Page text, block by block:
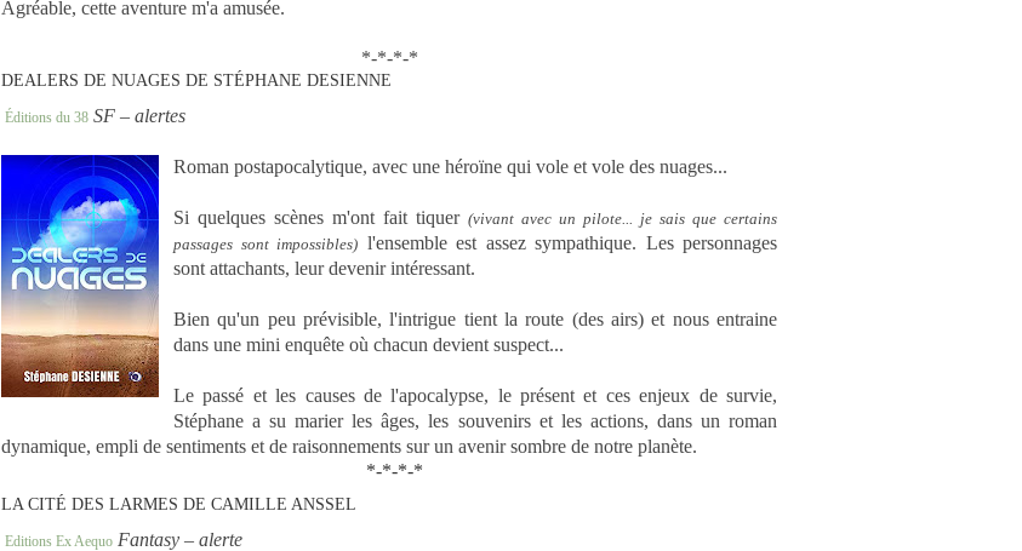
Agréable, cette aventure m'a amusée.
*-*-*-*
DEALERS DE NUAGES DE STÉPHANE DESIENNE
Éditions du 38 SF – alertes
Roman postapocalytique, avec une héroïne qui vole et vole des nuages...
Si quelques scènes m'ont fait tiquer (vivant avec un pilote... je sais que certains
passages sont impossibles) l'ensemble est assez sympathique. Les personnages
sont attachants, leur devenir intéressant.
Bien qu'un peu prévisible, l'intrigue tient la route (des airs) et nous entraine
dans une mini enquête où chacun devient suspect...
Le passé et les causes de l'apocalypse, le présent et ces enjeux de survie,
Stéphane a su marier les âges, les souvenirs et les actions, dans un roman
dynamique, empli de sentiments et de raisonnements sur un avenir sombre de notre planète.
*-*-*-*
LA CITÉ DES LARMES DE CAMILLE ANSSEL
Editions Ex Aequo Fantasy – alerte